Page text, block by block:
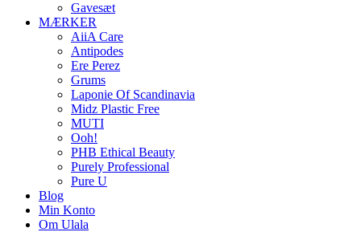
Gavesæt
MÆRKER
AiiA Care
Antipodes
Ere Perez
Grums
Laponie Of Scandinavia
Midz Plastic Free
MUTI
Ooh!
PHB Ethical Beauty
Purely Professional
Pure U
Blog
Min Konto
Om Ulala